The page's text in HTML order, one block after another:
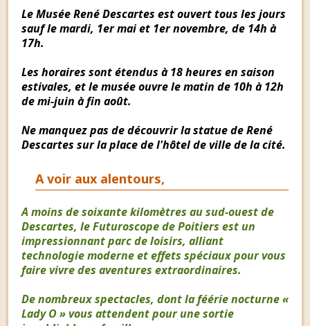
Le Musée René Descartes est ouvert tous les jours
sauf le mardi, 1er mai et 1er novembre, de 14h à
17h.
Les horaires sont étendus à 18 heures en saison
estivales, et le musée ouvre le matin de 10h à 12h
de mi-juin à fin août.
Ne manquez pas de découvrir la statue de René
Descartes sur la place de l'hôtel de ville de la cité.
A voir aux alentours,
A moins de soixante kilomètres au sud-ouest de
Descartes, le Futuroscope de Poitiers est un
impressionnant parc de loisirs, alliant
technologie moderne et effets spéciaux pour vous
faire vivre des aventures extraordinaires.
De nombreux spectacles, dont la féérie nocturne «
Lady O » vous attendent pour une sortie